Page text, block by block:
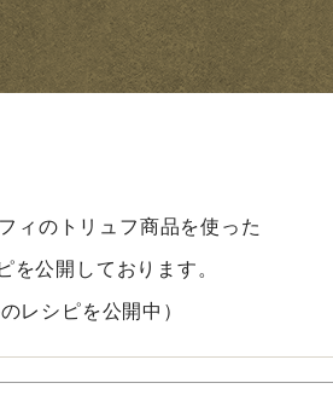
ィのトリュフ商品を使った
を公開しております。
レシピを公開中）